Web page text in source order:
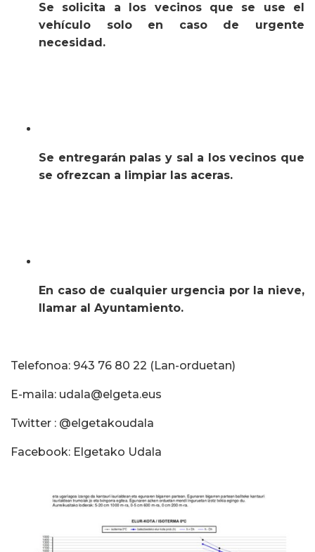
Se solicita a los vecinos que se use el
vehículo solo en caso de urgente
necesidad.
Se entregarán palas y sal a los vecinos que
se ofrezcan a limpiar las aceras.
En caso de cualquier urgencia por la nieve,
llamar al Ayuntamiento.
Telefonoa: 943 76 80 22 (Lan-orduetan)
E-maila: udala@elgeta.eus
Twitter : @elgetakoudala
Facebook: Elgetako Udala